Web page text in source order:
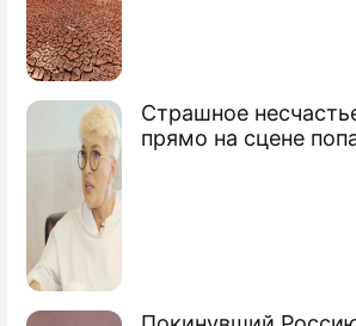
Страшное
прямо на сцене